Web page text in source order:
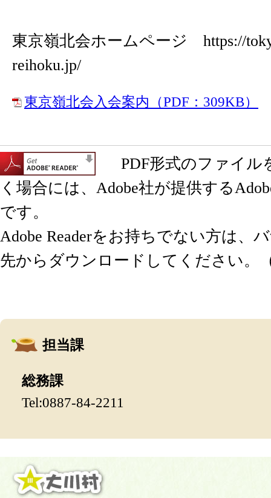
東京嶺北会ホームページ https://
reihoku.jp/
東京嶺北会入会案内（PDF：309KB）
PDF形式のファイル
く場合には、Adobe社が提供する
です。
Adobe Readerをお持ちでない方は、
先からダウンロードしてください。
担当課
総務課
Tel:0887-84-2211